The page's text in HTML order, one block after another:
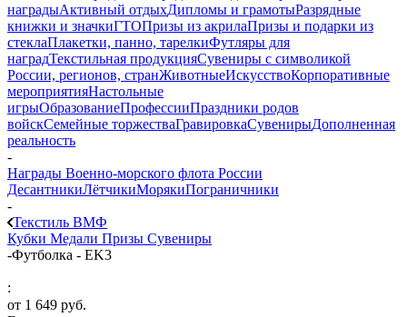
наградыАктивный отдыхДипломы и грамотыРазрядные
книжки и значкиГТОПризы из акрилаПризы и подарки из
стеклаПлакетки, панно, тарелкиФутляры для
наградТекстильная продукцияСувениры с символикой
России, регионов, странЖивотныеИскусствоКорпоративные
мероприятияНастольные
игрыОбразованиеПрофессииПраздники родов
войскСемейные торжестваГравировкаСувенирыДополненная
реальность
-
Награды Военно-морского флота России
ДесантникиЛётчикиМорякиПограничники
-
Текстиль ВМФ
Кубки Медали Призы Сувениры
-Футболка - EK3
:
от 1 649 руб.